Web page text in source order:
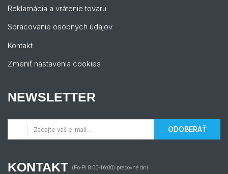
Reklamácia a vrátenie tovaru
Spracovanie osobných údajov
Kontakt
Zmeniť nastavenia cookies
NEWSLETTER
ODOBERAŤ
KONTAKT (Po-Pi 8:00-16:00) pracovné dni